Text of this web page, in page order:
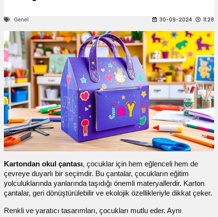
Kutuları
Kutuları
Genel 30-09-2024 11:28
Kartondan okul çantası, çocuklar için hem eğlenceli hem de
çevreye duyarlı bir seçimdir. Bu çantalar, çocukların eğitim
yolculuklarında yanlarında taşıdığı önemli materyallerdir. Karton
çantalar, geri dönüştürülebilir ve ekolojik özellikleriyle dikkat çeker.
Renkli ve yaratıcı tasarımları, çocukları mutlu eder. Aynı